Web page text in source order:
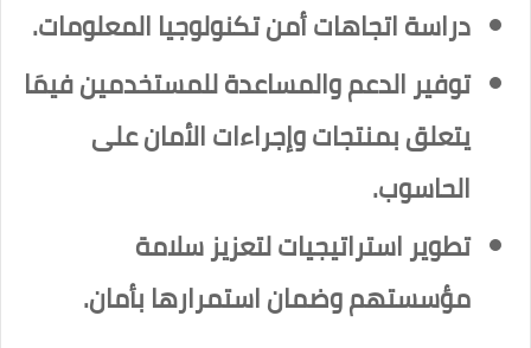
دراسة اتجاهات أمن تكنولوجيا المعلومات.
توفير الدعم والمساعدة للمستخدمين فيمَا
يتعلق بمنتجات وإجراءات الأمان على
الحاسوب.
تطوير استراتيجيات لتعزيز سلامة
مؤسستهم وضمان استمرارها بأمان.